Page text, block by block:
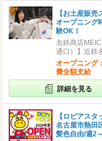
【お土産販売
オープニング
験OK！
名鉄商店
通口）】近鉄
オープニング
費全額支給
詳細を見る
【ロピアスタ
名古屋市熱田
髪色自由/週2～